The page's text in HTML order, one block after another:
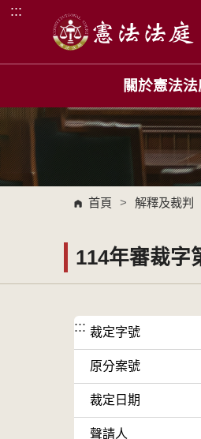
跳到主要內容區塊
:::
關於憲法
首頁 > 解釋及裁判
114年審裁字
::: 裁定字號
原分案號
裁定日期
聲請人